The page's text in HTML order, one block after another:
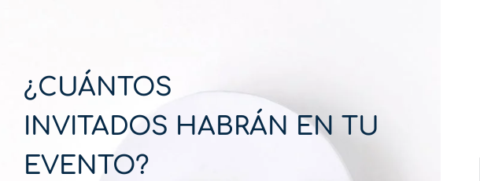
¿CUÁNTOS
INVITADOS HABRÁN EN TU
EVENTO?